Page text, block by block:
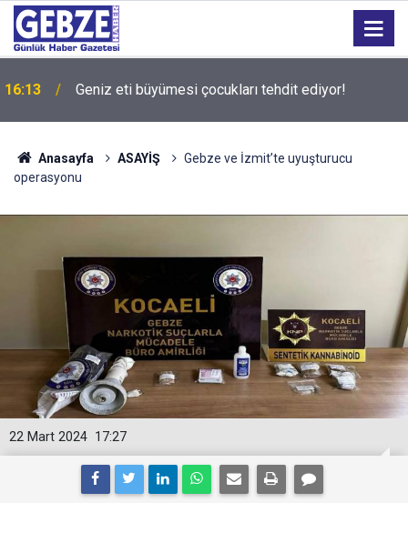
15:27 Bilişim 500 Araştırması’nın sonuçları açıklandı
Anasayfa ASAYİŞ
Gebze ve İzmit’te uyuşturucu
operasyonu
17:27
22 Mart 2024